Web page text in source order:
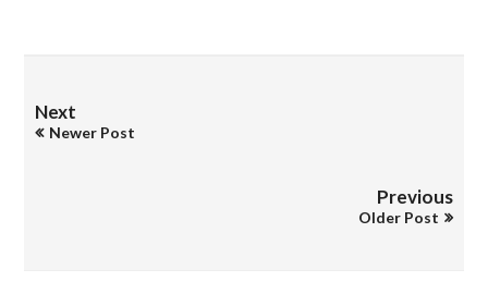
Next
Newer Post
Previous
Older Post